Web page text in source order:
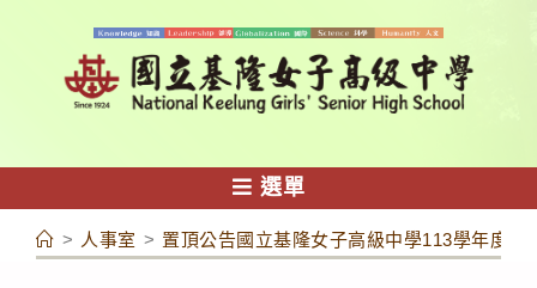
容
選單
> 人事室 > 置頂公告國立基隆女子高級中學113學年度